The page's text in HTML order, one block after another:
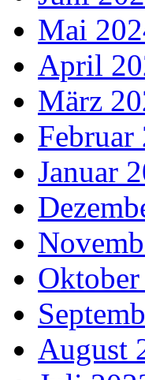
Mai
April
März
Januar
August